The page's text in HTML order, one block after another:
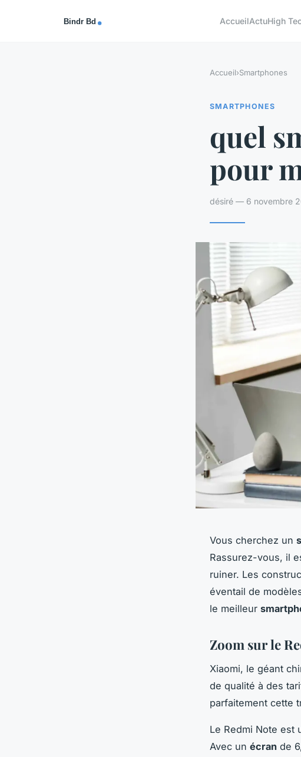
AccueilActuHigh
Accueil›Smartphones
SMARTPHONES
quel
pour
désiré — 6 novembre
Vous cherchez un
Rassurez-vous, il
ruiner. Les
éventail de
le meilleur
Zoom sur le
Xiaomi, le géant
de qualité à des
parfaitement cette
Le Redmi Note est
Avec un écran de